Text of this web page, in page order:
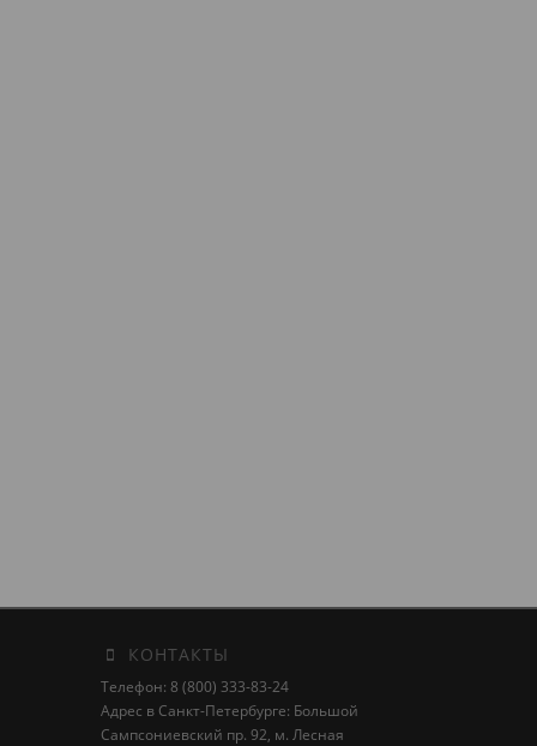
КОНТАКТЫ
Телефон: 8 (800) 333-83-24
Адрес в Санкт-Петербурге: Большой
Сампсониевский пр. 92, м. Лесная